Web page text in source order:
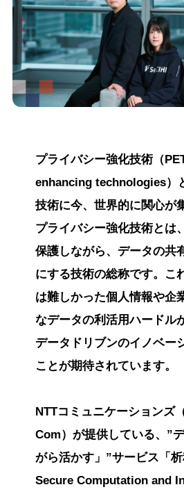
プライバシー強化技術（
enhancing technologies）
技術に今、世界的に関心が
プライバシー強化技術とは
保護しながら、データの共
にする技術の総称です。こ
は難しかった個人情報や企
なデータの利活用ハードル
データドリブンのイノベー
ことが期待されています。
NTTコミュニケーションズ
Com）が提供している、”
がら活かす」”サービス「
Secure Computation and